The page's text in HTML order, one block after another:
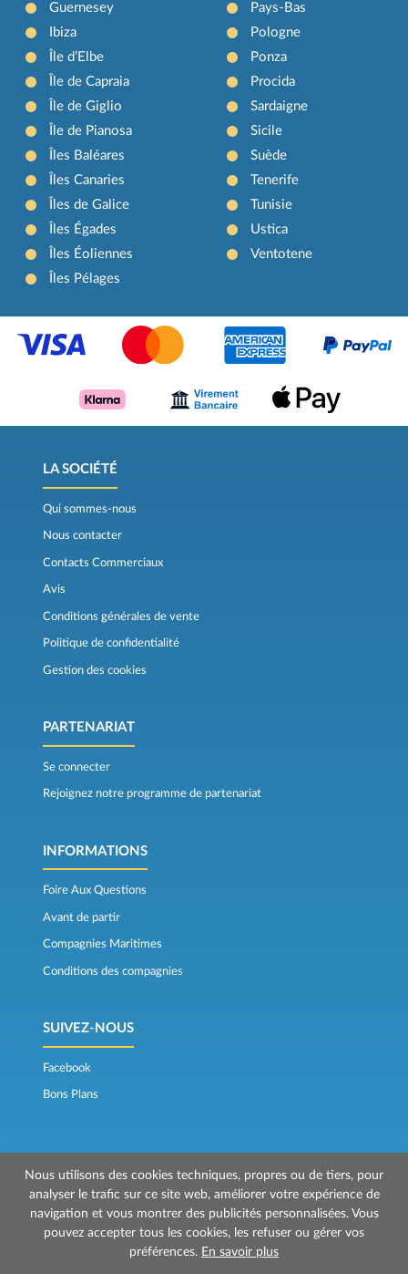
Guernesey
Ibiza
Île d’Elbe
Île de Capraia
Île de Giglio
Île de Pianosa
Îles Baléares
Îles Canaries
Îles de Galice
Îles Égades
Îles Éoliennes
Îles Pélages
Pays-Bas
Pologne
Ponza
Procida
Sardaigne
Sicile
Suède
Tenerife
Tunisie
Ustica
Ventotene
LA SOCIÉTÉ
Qui sommes-nous
Nous contacter
Contacts Commerciaux
Avis
Conditions générales de vente
Politique de confidentialité
Gestion des cookies
PARTENARIAT
Se connecter
Rejoignez notre programme de partenariat
INFORMATIONS
Foire Aux Questions
Avant de partir
Compagnies Maritimes
Conditions des compagnies
SUIVEZ-NOUS
Facebook
Bons Plans
© 2026 Mr Ferry est géré par Prenotazioni24 s.r.l.
Siège social: Via Bonistallo, 50b - 50053 Empoli (FI)
Siège Opérationnel: Via Casa del Duca, 1 - 57037 Portoferraio (LI)
Nous utilisons des cookies techniques, propres ou de tiers, pour
analyser le trafic sur ce site web, améliorer votre expérience de
navigation et vous montrer des publicités personnalisées. Vous
pouvez accepter tous les cookies, les refuser ou gérer vos
préférences. En savoir plus